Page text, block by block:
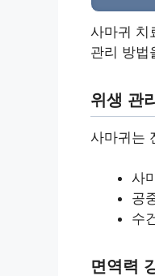
사마귀 치
관리 방법
위생 관
사마귀는
사
공
수
면역력